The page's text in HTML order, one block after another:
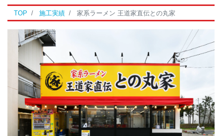
TOP 施工実績 家系ラーメン 王道家直伝との丸家